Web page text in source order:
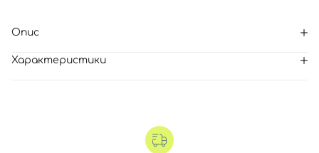
Опис
Характеристики